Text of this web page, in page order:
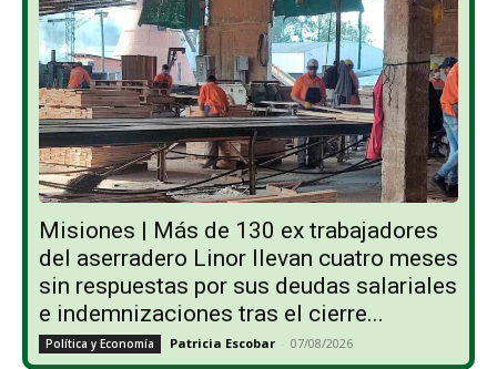
Misiones | Más de 130 ex trabajadores
del aserradero Linor llevan cuatro meses
sin respuestas por sus deudas salariales
e indemnizaciones tras el cierre...
Política y Economía Patricia Escobar - 07/08/2026